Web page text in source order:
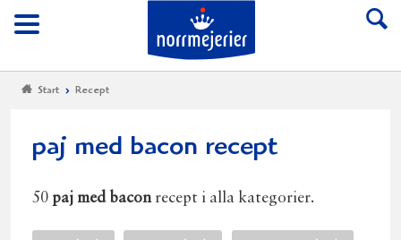
Meny
Till Norrmejerier
Start Recept
paj med bacon recept
50 paj med baconrecept i alla kategorier.